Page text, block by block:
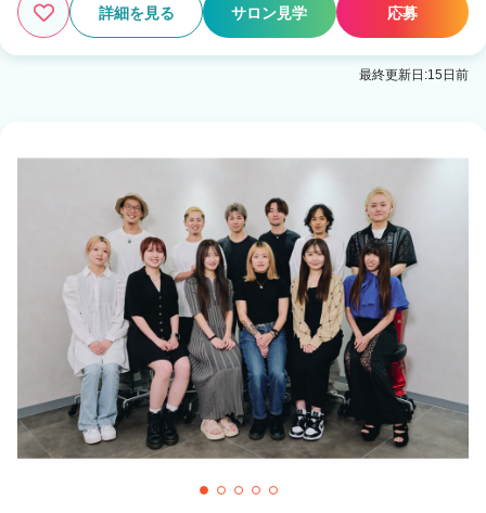
詳細を見る サロン見学 応募
最終更新日:15日前